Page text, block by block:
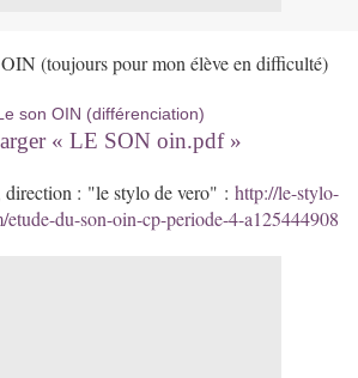
(toujours pour mon élève en difficulté)
« LE SON oin.pdf »
direction : "le stylo de vero" : http://le-stylo-
du-son-oin-cp-periode-4-a125444908